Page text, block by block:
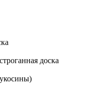
доска